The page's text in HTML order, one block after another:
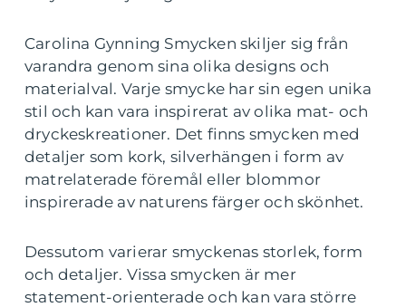
Carolina Gynning Smycken skiljer sig från
varandra genom sina olika designs och
materialval. Varje smycke har sin egen unika
stil och kan vara inspirerat av olika mat- och
dryckeskreationer. Det finns smycken med
detaljer som kork, silverhängen i form av
matrelaterade föremål eller blommor
inspirerade av naturens färger och skönhet.
Dessutom varierar smyckenas storlek, form
och detaljer. Vissa smycken är mer
statement-orienterade och kan vara större